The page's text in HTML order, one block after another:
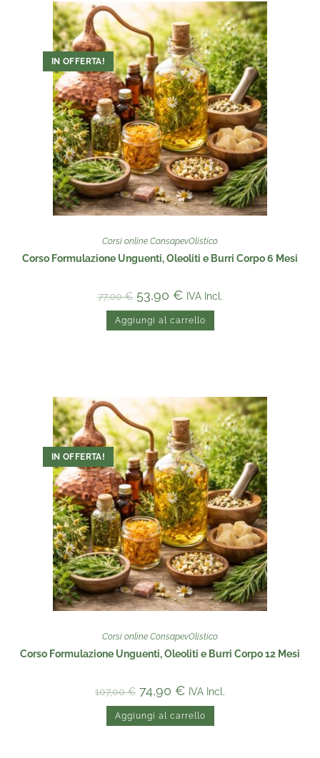
IN OFFERTA!
Corsi online ConsapevOlistico
Corso Formulazione Unguenti, Oleoliti e Burri Corpo 6 Mesi
77,00€ 53,90 € IVA Incl.
Aggiungi al carrello
IN OFFERTA!
Corsi online ConsapevOlistico
Corso Formulazione Unguenti, Oleoliti e Burri Corpo 12 Mesi
107,00€ 74,90 € IVA Incl.
Aggiungi al carrello